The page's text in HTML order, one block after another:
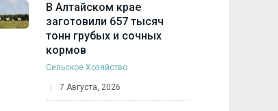
В Алтайском крае
заготовили 657 тысяч
тонн грубых и сочных
кормов
Сельское Хозяйство
7 Августа, 2026